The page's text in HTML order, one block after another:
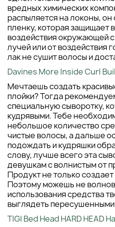
вредных химических
распыляется на локоны,
пленку, которая защищает
воздействия окружающей
лучей или от воздействия
лак не сушит волосы и
Davines More Inside Curl
Мечтаешь создать
плойки? Тогда
специальную сыворотку,
кудрявыми. Тебе
небольшое количество
чистые волосы, а дальше
подождать и кудряшки
слову, лучше всего эта
девушкам с волнистым от
Продукт не только создает
Поэтому можешь не
использования средства
выглядеть
TIGI Bed Head HARD HEAD